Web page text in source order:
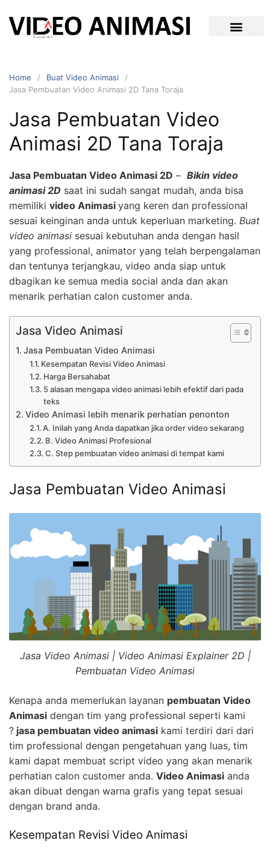
Home
Buat Video Animasi
Jasa Pembuatan Video Animasi 2D Tana Toraja
Jasa Pembuatan Video
Animasi 2D Tana Toraja
Jasa Pembuatan Video Animasi 2D – Bikin video
animasi 2D saat ini sudah sangat mudah, anda bisa
memiliki video Animasi yang keren dan professional
sesuai keinginan anda untuk keperluan marketing. Buat
video animasi sesuai kebutuhan anda dengan hasil
yang professional, animator yang telah berpengalaman
dan tentunya terjangkau, video anda siap untuk
dbagikan ke semua media social anda dan akan
menarik perhatian calon customer anda.
Jasa Video Animasi
Jasa Pembuatan Video Animasi
Kesempatan Revisi Video Animasi
Harga Bersahabat
5 alasan mengapa video animasi lebih efektif dari pada
teks
Video Animasi lebih menarik perhatian penonton
A. Inilah yang Anda dapatkan jika order video sekarang
B. Video Animasi Profesional
C. Step pembuatan video animasi di tempat kami
Jasa Pembuatan Video Animasi
Jasa Video Animasi | Video Animasi Explainer 2D |
Pembuatan Video Animasi
Kenapa anda memerlukan layanan pembuatan Video
Animasi dengan tim yang professional seperti kami
? jasa pembuatan video animasi kami terdiri dari dari
tim professional dengan pengetahuan yang luas, tim
kami dapat membuat script video yang akan menarik
perhatian calon customer anda. Video Animasi anda
akan dibuat dengan warna grafis yang tepat sesuai
dengan brand anda.
Kesempatan Revisi Video Animasi